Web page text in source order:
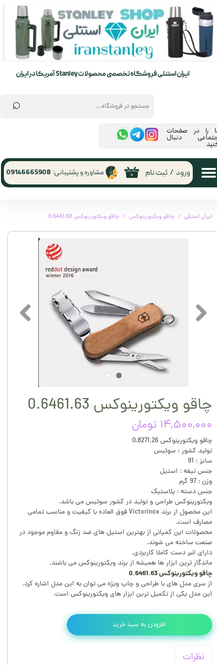
⌕
ایران استنلی فروشگاه تخصصی محصولات Stanley آمریکا در ایران
۰ ورود / ثبت نام
حساب کاربری من
تغییر گذر واژه
مشاوره و پشتیبانی: 09146665908
را در صفحات
دنبال
ایران استنلی چاقو ویکتورینوکس چاقو ویکتورینوکس 0.6461.63
چاقو ویکتورینوکس 0.6461.63
۱۴,۵۰۰,۰۰۰ تومان
چاقو ویکتورینوکس 0.8271.26
تولید کشور : سوئیس
سایز : 91
جنس تیغه : استیل
وزن : 97 گرم
جنس دسته : پلاستیک
ویکتورینوکس طراحی و تولید در کشور سوئیس می باشد.
این محصول از برند Victorinox فوق العاده با کیفیت و مناسب تمامی
مصارف است.
محصولات این کمپانی از بهترین استیل های ضد زنگ و مقاوم موجود در
صنعت ساخته می شوند.
دارای انبر دست کاملا کاربردی.
ماندگار ترین ابزار ها همیشه از برند ویکتورینوکس می باشند.
چاقو ویکتورینوکس 0.6461.63
از سری مدل های با طراحی و چاپ ویژه می توان به این مدل اشاره کرد.
این مدل یکی از تکمیل ترین ابزار های ویکتورینوکس است.
افزودن به سبد خرید
نظرات